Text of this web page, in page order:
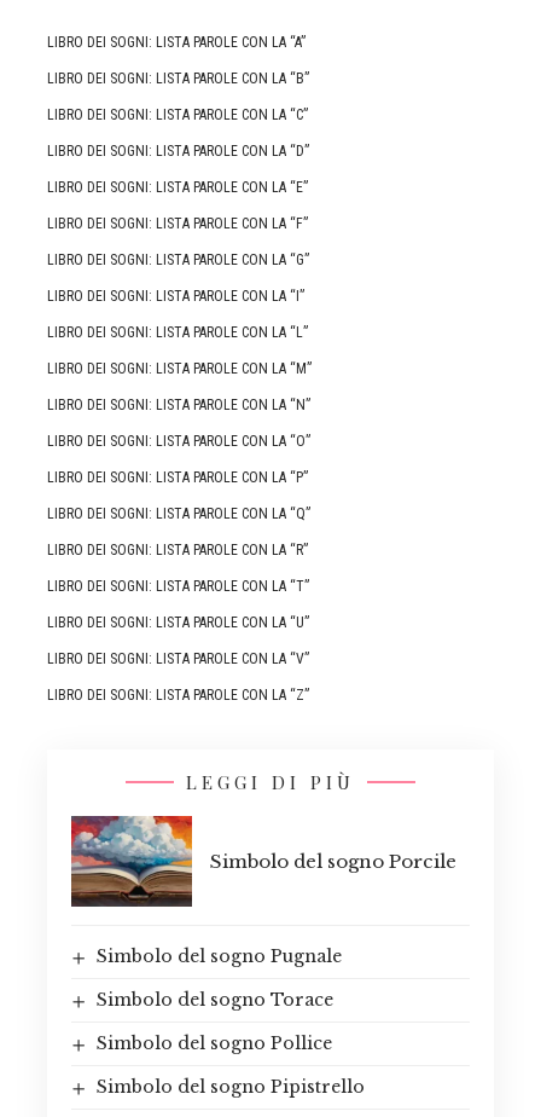
LIBRO DEI SOGNI: LISTA PAROLE CON LA “A”
LIBRO DEI SOGNI: LISTA PAROLE CON LA “B”
LIBRO DEI SOGNI: LISTA PAROLE CON LA “C”
LIBRO DEI SOGNI: LISTA PAROLE CON LA “D”
LIBRO DEI SOGNI: LISTA PAROLE CON LA “E”
LIBRO DEI SOGNI: LISTA PAROLE CON LA “F”
LIBRO DEI SOGNI: LISTA PAROLE CON LA “G”
LIBRO DEI SOGNI: LISTA PAROLE CON LA “I”
LIBRO DEI SOGNI: LISTA PAROLE CON LA “L”
LIBRO DEI SOGNI: LISTA PAROLE CON LA “M”
LIBRO DEI SOGNI: LISTA PAROLE CON LA “N”
LIBRO DEI SOGNI: LISTA PAROLE CON LA “O”
LIBRO DEI SOGNI: LISTA PAROLE CON LA “P”
LIBRO DEI SOGNI: LISTA PAROLE CON LA “Q”
LIBRO DEI SOGNI: LISTA PAROLE CON LA “R”
LIBRO DEI SOGNI: LISTA PAROLE CON LA “T”
LIBRO DEI SOGNI: LISTA PAROLE CON LA “U”
LIBRO DEI SOGNI: LISTA PAROLE CON LA “V”
LIBRO DEI SOGNI: LISTA PAROLE CON LA “Z”
LEGGI DI PIÙ
Simbolo del sogno Porcile
Simbolo del sogno Pugnale
Simbolo del sogno Torace
Simbolo del sogno Pollice
Simbolo del sogno Pipistrello